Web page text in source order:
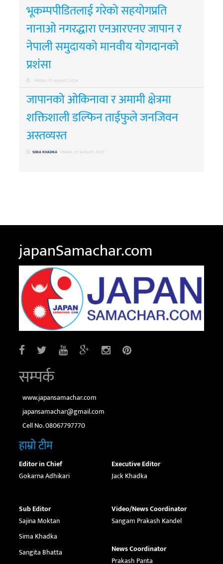
भूकम्पपीडितलाई गरेको सहयोगप्रति
नानाओ नगरद्धारा एनआरएनए जापान र
नेपाली समुदायको मानवीय योगदानको
प्रशंसा
FRIDAY, 07 AUGUST, 2026
जापानको ओकिनावा र अमामी क्षेत्रमा
शक्तिशाली डल्फिन ताईफुले जनजिवन
अस्तव्यस्त
SIMA KHADKA FRIDAY, 07 AUGUST, 2026
japanSamachar.com
सम्पर्क
www.japansamachar.com
japansamachar@gmail.com
Cell No. 08067797770
हाम्रो टीम
Editor in Chief
Gokarna Adhikari
Sub Editor
Sajina Moktan
Sima Khadka
Sangita Bhatta
Executive Editor
Jack Khadka
Video/News Coordinator
Sangam Prakash Kandel
News Coordinator
Prakash Panta